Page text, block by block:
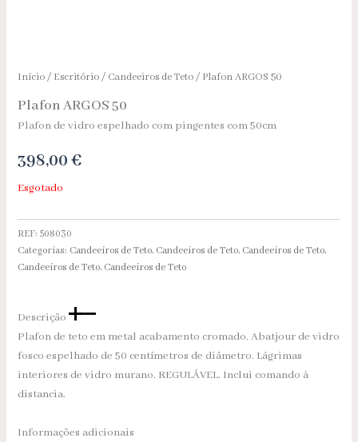
Início/ Escritório/ Candeeiros de Teto/ Plafon ARGOS 50
Plafon ARGOS 50
Plafon de vidro espelhado com pingentes com 50cm
398,00€
Esgotado
REF:508030
Categorias: Candeeiros de Teto, Candeeiros de Teto, Candeeiros de Teto,
Candeeiros de Teto, Candeeiros de Teto
Descrição
Plafon de teto em metal acabamento cromado. Abatjour de vidro
fosco espelhado de 50 centímetros de diâmetro. Lágrimas
interiores de vidro murano. REGULÁVEL. Inclui comando à
distancia.
Informações adicionais